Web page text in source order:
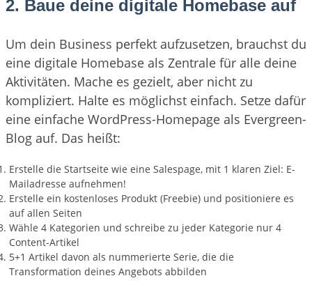
2. Baue deine digitale Homebase auf
Um dein Business perfekt aufzusetzen, brauchst du
eine digitale Homebase als Zentrale für alle deine
Aktivitäten. Mache es gezielt, aber nicht zu
kompliziert. Halte es möglichst einfach. Setze dafür
eine einfache WordPress-Homepage als Evergreen-
Blog auf. Das heißt:
Erstelle die Startseite wie eine Salespage, mit 1 klaren Ziel: E-
Mailadresse aufnehmen!
Erstelle ein kostenloses Produkt (Freebie) und positioniere es
auf allen Seiten
Wähle 4 Kategorien und schreibe zu jeder Kategorie nur 4
Content-Artikel
5+1 Artikel davon als nummerierte Serie, die die
Transformation deines Angebots abbilden